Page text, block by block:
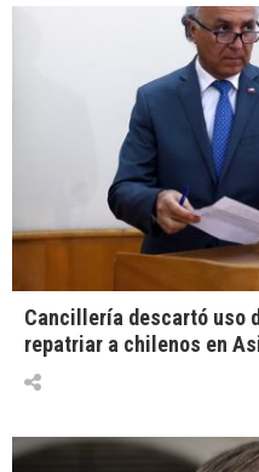
Cancillería descartó uso
repatriar a chilenos en